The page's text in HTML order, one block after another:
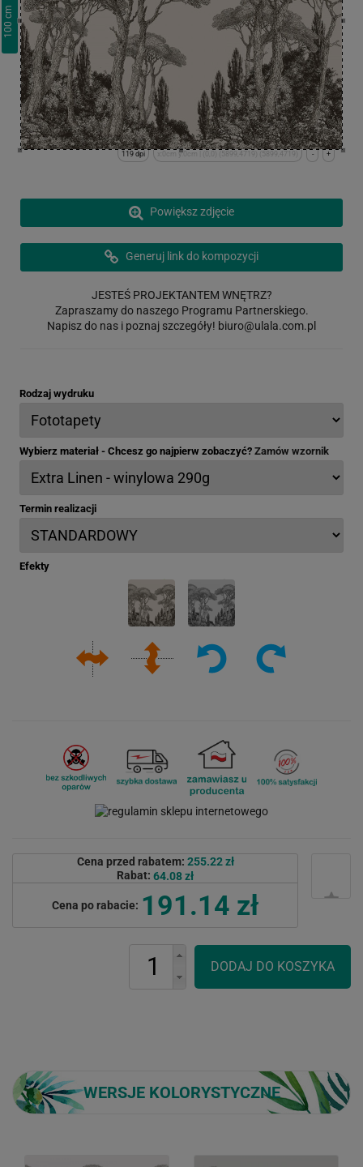
100
cm
+
-
x:0cm y:0cm | (0,0) (5899,4719) (5899,4719)
119 dpi
Powiększ zdjęcie
Generuj link do kompozycji
JESTEŚ PROJEKTANTEM WNĘTRZ?
Zapraszamy do naszego Programu Partnerskiego.
Napisz do nas i poznaj szczegóły! biuro@ulala.com.pl
Rodzaj wydruku
Wybierz materiał - Chcesz go najpierw zobaczyć? Zamów wzornik
Termin realizacji
Efekty
Cena przed rabatem: 255.22 zł
Rabat: 64.08 zł
Cena po rabacie: 191.14 zł
WERSJE KOLORYSTYCZNE